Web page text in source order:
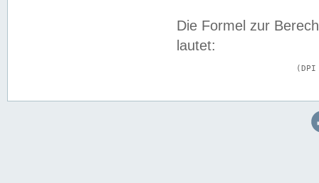
Die Formel zur
lautet: